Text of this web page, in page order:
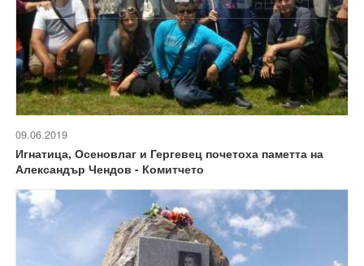
09.06.2019
Игнатица, Осеновлаг и Гергевец почетоха паметта на
Александър Чендов - Комитчето